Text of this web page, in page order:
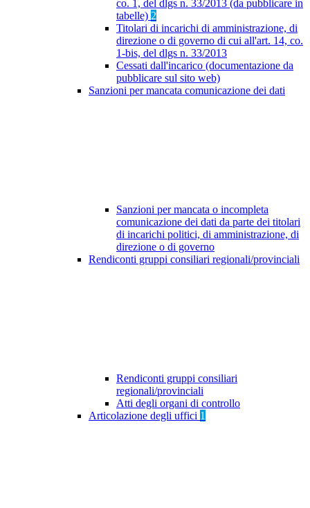
co. 1, del dlgs n. 33/2013 (da pubblicare in
tabelle) 2
Titolari di incarichi di amministrazione, di
direzione o di governo di cui all'art. 14, co.
1-bis, del dlgs n. 33/2013
Cessati dall'incarico (documentazione da
pubblicare sul sito web)
Sanzioni per mancata comunicazione dei dati
Sanzioni per mancata o incompleta
comunicazione dei dati da parte dei titolari
di incarichi politici, di amministrazione, di
direzione o di governo
Rendiconti gruppi consiliari regionali/provinciali
Rendiconti gruppi consiliari
regionali/provinciali
Atti degli organi di controllo
Articolazione degli uffici 1